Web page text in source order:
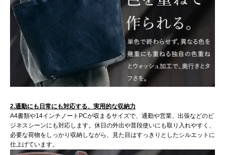
2.通勤にも日常にも対応する、実用的な収納力
A4書類や14インチノートPCが収まるサイズで、通勤や営業、出張などのビ
ジネスシーンにも対応します。休日の外出や普段使いにも取り入れやすく、
必要な荷物をしっかり収納しながら、見た目はすっきりとしたシルエットに
仕上げています。